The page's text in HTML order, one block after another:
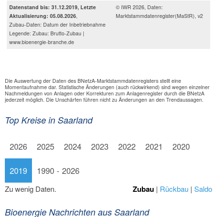
Datenstand bis: 31.12.2019, Letzte
Aktualisierung: 05.08.2026
Zubau-Daten: Datum der Inbetriebnahme
Legende: Zubau: Brutto-Zubau |
www.bioenergie-branche.de
© IWR 2026, Daten:
Marktstammdatenregister(MaStR), v2
Die Auswertung der Daten des BNetzA-Marktstammdatenregisters stellt eine
Momentaufnahme dar. Statistische Änderungen (auch rückwirkend) sind wegen einzelner
Nachmeldungen von Anlagen oder Korrekturen zum Anlagenregister durch die BNetzA
jederzeit möglich. Die Unschärfen führen nicht zu Änderungen an den Trendaussagen.
Top Kreise in Saarland
2026 2025 2024 2023 2022 2021 2020
2019 1990 - 2026
Zubau | Rückbau | Saldo
Zu wenig Daten.
Bioenergie Nachrichten aus Saarland